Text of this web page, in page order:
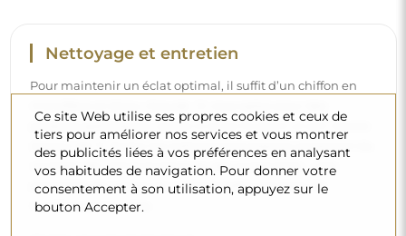
Nettoyage et entretien
Pour maintenir un éclat optimal, il suffit d’un chiffon en
produits spécifiques, veillez à ce qu’ils aient un pH neutre
(autour de 7). Évitez les nettoyants puissants contenant du
vinaigre, de l’ammoniaque ou des acides forts – cela
permettra de conserver un beau reflet pendant de
nombreuses années.
Ce site Web utilise ses propres cookies et ceux de
tiers pour améliorer nos services et vous montrer
des publicités liées à vos préférences en analysant
vos habitudes de navigation. Pour donner votre
consentement à son utilisation, appuyez sur le
bouton Accepter.